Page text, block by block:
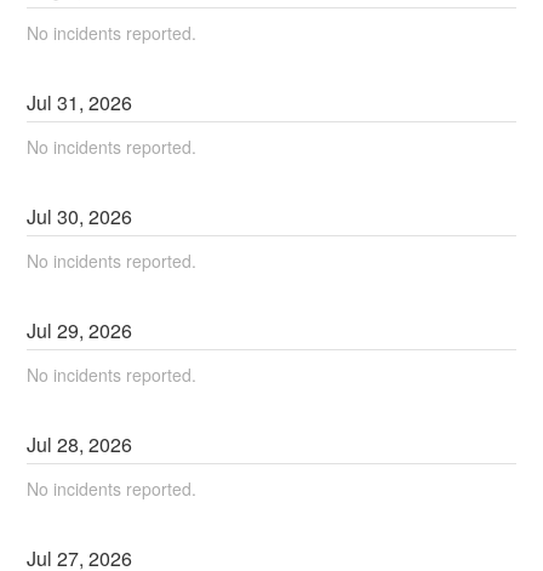
No incidents reported.
Jul31,2026
No incidents reported.
Jul30,2026
No incidents reported.
Jul29,2026
No incidents reported.
Jul28,2026
No incidents reported.
Jul27,2026